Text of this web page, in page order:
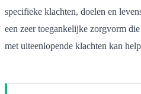
specifieke klachten, doelen en
een zeer toegankelijke zorgvorm
met uiteenlopende klachten kan